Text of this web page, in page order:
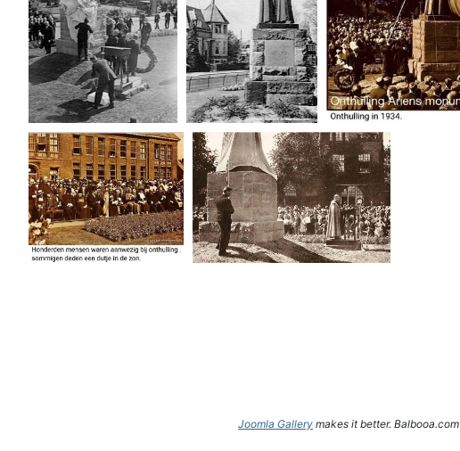
Joomla Gallery makes it better. Balbooa.com